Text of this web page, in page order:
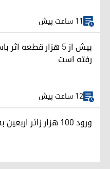
11 ساعت پیش
بیش از ۵ هزار قطعه
رفته است
12 ساعت پیش
ورود ۱۰۰ هزار زائر اربعین به اقلیم کوردستان